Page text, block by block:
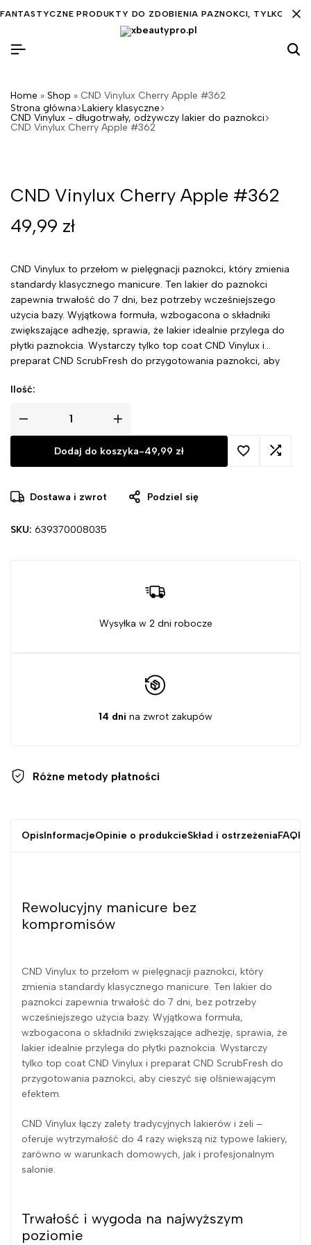
FANTASTYCZNE PRODUKTY DO ZDOBIENIA PAZNOKCI, TYLKO DLA
Home » Shop » CND Vinylux Cherry Apple #362
Strona główna Lakiery klasyczne
CND Vinylux - długotrwały, odżywczy lakier do paznokci
CND Vinylux Cherry Apple #362
CND Vinylux Cherry Apple #362
49,99 zł
CND Vinylux to przełom w pielęgnacji paznokci, który zmienia
standardy klasycznego manicure. Ten lakier do paznokci
zapewnia trwałość do 7 dni, bez potrzeby wcześniejszego
użycia bazy. Wyjątkowa formuła, wzbogacona o składniki
zwiększające adhezję, sprawia, że lakier idealnie przylega do
płytki paznokcia. Wystarczy tylko top coat CND Vinylux i
preparat CND ScrubFresh do przygotowania paznokci, aby
Ilość:
Dodaj do koszyka-49,99 zł
Dostawa i zwrot Podziel się
SKU: 639370008035
Wysyłka w 2 dni robocze
14 dni na zwrot zakupów
Różne metody płatności
OpisInformacjeOpinie o produkcieSkład i ostrzeżeniaFAQ
Rewolucyjny manicure bez
kompromisów
CND Vinylux to przełom w pielęgnacji paznokci, który
zmienia standardy klasycznego manicure. Ten lakier do
paznokci zapewnia trwałość do 7 dni, bez potrzeby
wcześniejszego użycia bazy. Wyjątkowa formuła,
wzbogacona o składniki zwiększające adhezję, sprawia, że
lakier idealnie przylega do płytki paznokcia. Wystarczy
tylko top coat CND Vinylux i preparat CND ScrubFresh do
przygotowania paznokci, aby cieszyć się olśniewającym
efektem.
CND Vinylux łączy zalety tradycyjnych lakierów i żeli –
oferuje wytrzymałość do 4 razy większą niż typowe lakiery,
zarówno w warunkach domowych, jak i profesjonalnym
salonie.
Trwałość i wygoda na najwyższym
poziomie